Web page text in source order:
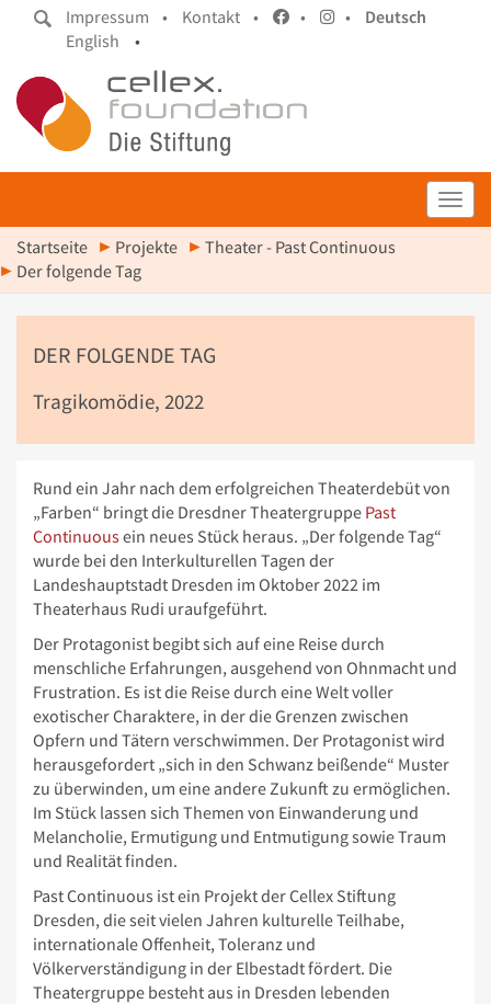
Impressum • Kontakt • • •
Deutsch
English
•
Startseite Projekte
Theater - Past Continuous
Der folgende Tag
DER FOLGENDE TAG
Tragikomödie, 2022
Rund ein Jahr nach dem erfolgreichen Theaterdebüt von
„Farben“ bringt die Dresdner Theatergruppe Past
Continuous ein neues Stück heraus. „Der folgende Tag“
wurde bei den Interkulturellen Tagen der
Landeshauptstadt Dresden im Oktober 2022 im
Theaterhaus Rudi uraufgeführt.
Der Protagonist begibt sich auf eine Reise durch
menschliche Erfahrungen, ausgehend von Ohnmacht und
Frustration. Es ist die Reise durch eine Welt voller
exotischer Charaktere, in der die Grenzen zwischen
Opfern und Tätern verschwimmen. Der Protagonist wird
herausgefordert „sich in den Schwanz beißende“ Muster
zu überwinden, um eine andere Zukunft zu ermöglichen.
Im Stück lassen sich Themen von Einwanderung und
Melancholie, Ermutigung und Entmutigung sowie Traum
und Realität finden.
Past Continuous ist ein Projekt der Cellex Stiftung
Dresden, die seit vielen Jahren kulturelle Teilhabe,
internationale Offenheit, Toleranz und
Völkerverständigung in der Elbestadt fördert. Die
Theatergruppe besteht aus in Dresden lebenden